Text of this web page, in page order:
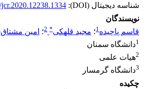
شناسه دیجیتال (DOI):
نویسندگان
قاسم پاچیده1؛ مجید قلهکی*
2؛ امین مشتاق
1دانشگاه سمنان
2هیات علمی
3دانشگاه گرمسار
چکیده